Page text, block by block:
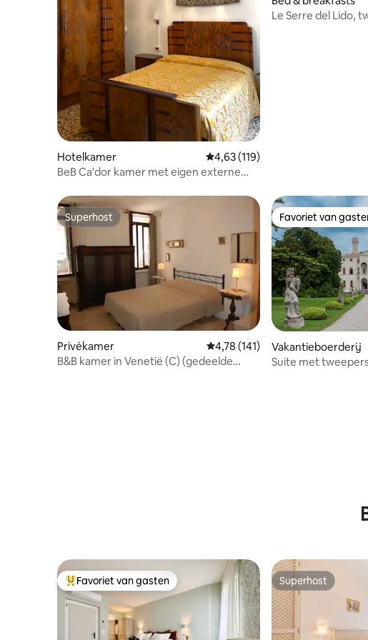
Hotelkamer Gemiddelde beoordeling van
4,63 (119)
BeB Ca'dor kamer met eigen externe
Le Serre del Lido,
Superhost
Superhost
Privékamer Gemiddelde beoordeling van
4,78 (141)
B&B kamer in Venetië (C) (gedeelde
Favoriet van
Favoriet van
Vakantieboerderij
Suite met
Topfavoriet van gasten
Favoriet van gasten Superhost
Superhost